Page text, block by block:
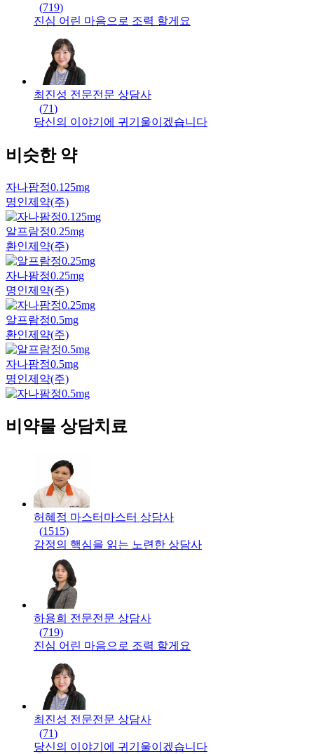
(719)
진심 어린 마음으로 조력 할게요
최진성 전문전문 상담사
(71)
당신의 이야기에 귀기울이겠습니다
비슷한 약
자나팜정0.125mg
명인제약(주)
알프람정0.25mg
환인제약(주)
자나팜정0.25mg
명인제약(주)
알프람정0.5mg
환인제약(주)
자나팜정0.5mg
명인제약(주)
비약물 상담치료
허혜정 마스터 마스터 상담사
(1515)
감정의 핵심을 읽는 노련한 상담사
하용희 전문전문 상담사
(719)
진심 어린 마음으로 조력 할게요
최진성 전문전문 상담사
(71)
당신의 이야기에 귀기울이겠습니다